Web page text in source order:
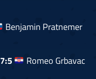
Benjamin Pratnemer
7:5
Romeo Grbavac